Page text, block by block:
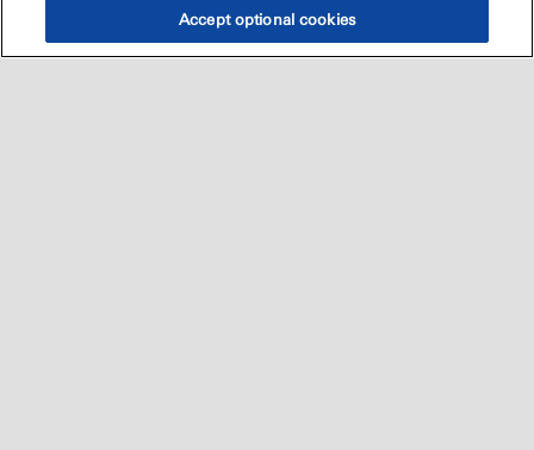
Accept optional cookies